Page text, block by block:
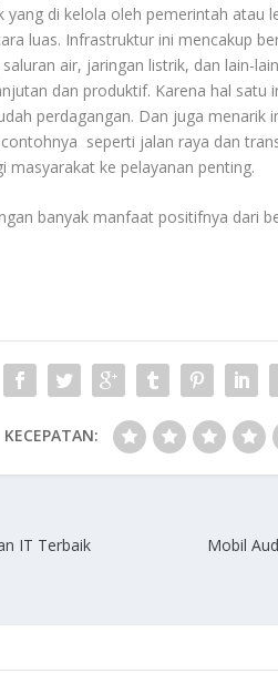
di kelola oleh pemerintah atau
luas. Infrastruktur ini mencakup
air, jaringan listrik, dan lain-
dan produktif. Karena hal satu
perdagangan. Dan juga menarik
seperti jalan raya dan
masyarakat ke pelayanan penting.
banyak manfaat positifnya dari
KECEPATAN:
IT Terbaik
Mobil